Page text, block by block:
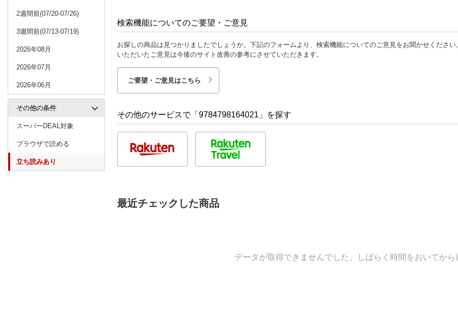
2週間前(07/20-07/26)
3週間前(07/13-07/19)
2026年08月
2026年07月
2026年06月
その他の条件
スーパーDEAL対象
ブラウザで読める
立ち読みあり
検索機能についてのご要望・ご意見
お探しの商品は見つかりましたでしょうか。下記のフォームより、検索機能についてのご意見をお聞かせください
いただいたご意見は今後のサイト改善の参考にさせていただきます。
ご要望・ご意見はこちら
その他のサービスで「9784798164021」を探す
最近チェックした商品
データが取得できませんでした。しばらく時間をおいてから